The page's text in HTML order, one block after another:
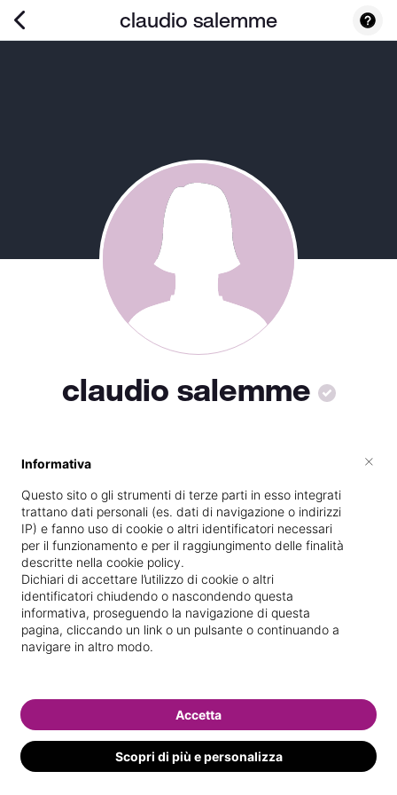
claudio salemme
claudio salemme
Specializzata inMassaggi del
benessere
Vedi le informazioni di claudio
Informativa
Questo sito o gli strumenti di terze parti in esso integrati
trattano dati personali (es. dati di navigazione o indirizzi
IP) e fanno uso di cookie o altri identificatori necessari
per il funzionamento e per il raggiungimento delle finalità
descritte nella cookie policy.
Dichiari di accettare l’utilizzo di cookie o altri
identificatori chiudendo o nascondendo questa
informativa, proseguendo la navigazione di questa
pagina, cliccando un link o un pulsante o continuando a
navigare in altro modo.
Scopri di più e personalizza
Accetta
×